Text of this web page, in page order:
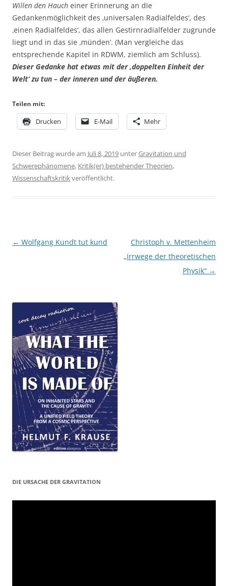
Willen den Hauch einer Erinnerung an die
Gedankenmöglichkeit des ‚universalen Radialfeldes‘, des
‚einen Radialfeldes‘, das allen Gestirnradialfelder zugrunde
liegt und in das sie ‚münden‘. (Man vergleiche das
entsprechende Kapitel in RDWM, ziemlich am Schluss).
Dieser Gedanke hat etwas mit der ‚doppelten Einheit der
Welt‘ zu tun – der inneren und der äußeren.
Teilen mit:
Drucken E-Mail Mehr
Dieser Beitrag wurde am Juli 8, 2019 unterGravitation und
Schwerephänomene, Kritik(er) bestehender Theorien,
Wissenschaftskritikveröffentlicht.
Beitragsnavigation
← Wolfgang Kundt tut kund
Christoph v. Mettenheim
„Irrwege der theoretischen
Physik“ →
DIE URSACHE DER GRAVITATION
Video-